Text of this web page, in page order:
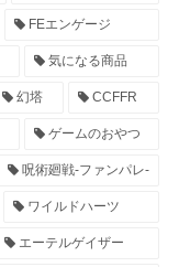
FEエンゲージ
気になる商品
幻塔 CCFFR
ゲームのおやつ
呪術廻戦-ファンパレ-
ワイルドハーツ
エーテルゲイザー